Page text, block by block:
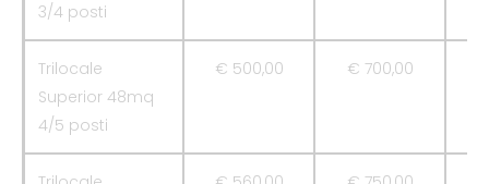
3/4 posti
Trilocale
Superior 48mq
4/5 posti
€ 500,00 € 700,00